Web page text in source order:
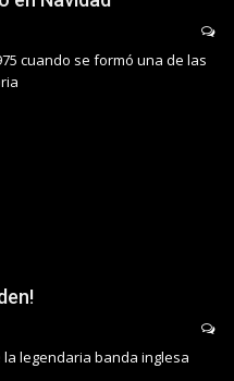
cuando se formó una de las
la legendaria banda inglesa